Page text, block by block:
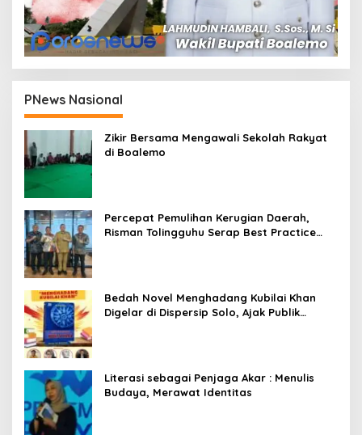
PNews Nasional
Zikir Bersama Mengawali Sekolah Rakyat
di Boalemo
Percepat Pemulihan Kerugian Daerah,
Risman Tolingguhu Serap Best Practice
Bedah Novel Menghadang Kubilai Khan
Digelar di Dispersip Solo, Ajak Publik
Literasi sebagai Penjaga Akar : Menulis
Budaya, Merawat Identitas